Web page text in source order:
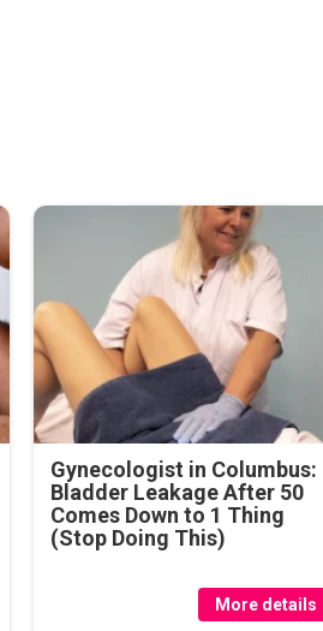
Gynecologist in Columbus:
Bladder Leakage After 50
Comes Down to 1 Thing
(Stop Doing This)
More details